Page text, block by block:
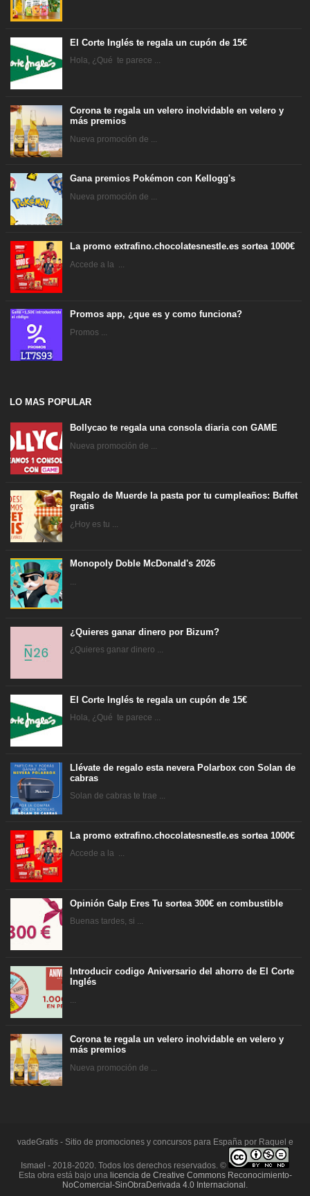
El Corte Inglés te regala un cupón de 15€
Hola, ¿Qué te parece ...
Corona te regala un velero inolvidable en velero y
más premios
Nueva promoción de ...
Gana premios Pokémon con Kellogg's
Nueva promoción de ...
La promo extrafino.chocolatesnestle.es sortea 1000€
Accede a la ...
Promos app, ¿que es y como funciona?
Promos ...
LO MAS POPULAR
Bollycao te regala una consola diaria con GAME
Nueva promoción de ...
Regalo de Muerde la pasta por tu cumpleaños: Buffet
gratis
¿Hoy es tu ...
Monopoly Doble McDonald's 2026
...
¿Quieres ganar dinero por Bizum?
¿Quieres ganar dinero ...
El Corte Inglés te regala un cupón de 15€
Hola, ¿Qué te parece ...
Llévate de regalo esta nevera Polarbox con Solan de
cabras
Solan de cabras te trae ...
La promo extrafino.chocolatesnestle.es sortea 1000€
Accede a la ...
Opinión Galp Eres Tu sortea 300€ en combustible
Buenas tardes, si ...
Introducir codigo Aniversario del ahorro de El Corte
Inglés
Corona te regala un velero inolvidable en velero y
más premios
Nueva promoción de ...
vadeGratis - Sitio de promociones y concursos para España por Raquel e
Ismael - 2018-2020. Todos los derechos reservados. ©
Esta obra está bajo una licencia de Creative Commons Reconocimiento-
NoComercial-SinObraDerivada 4.0 Internacional